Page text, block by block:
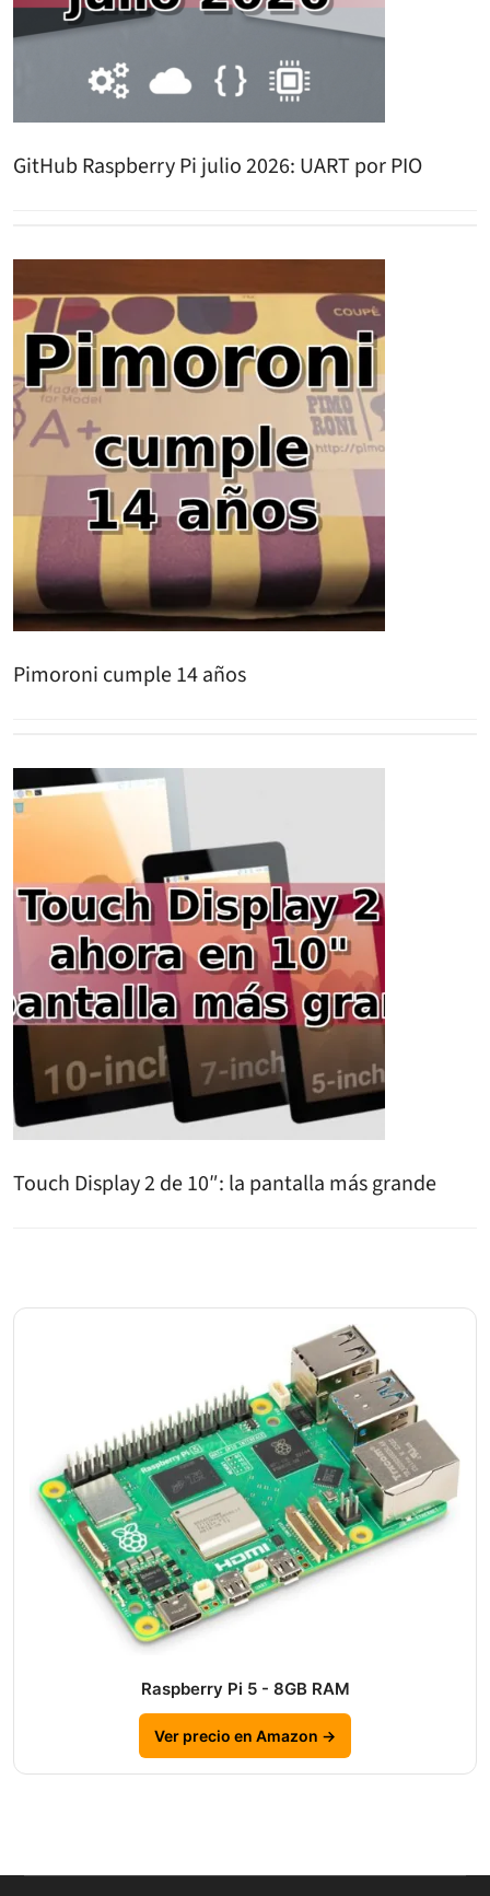
GitHub Raspberry Pi julio 2026: UART por PIO
Pimoroni cumple 14 años
Touch Display 2 de 10″: la pantalla más grande
Raspberry Pi 5 - 8GB RAM
Ver precio en Amazon →